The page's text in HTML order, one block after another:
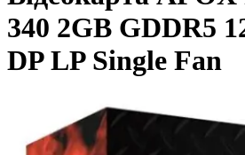
340 2GB GDDR5
DP LP Single Fan